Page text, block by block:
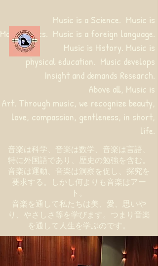
音楽は科学、音楽は数学、音楽は言語、
特に外国語であり、歴史の勉強を含む。
音楽は運動、音楽は洞察を促し、探究を
要求する。しかし何よりも音楽はアー
ト。
音楽を通して私たちは美、愛、思いや
り、やさしさ等を学びます。つまり音楽
を通して人生を学ぶのです。
Music is a Science. Music is
Mathematics. Music is a foreign language.
Music is History. Music is
physical education. Music develops
Insight and demands Research.
Above all, Music is
Art. Through music, we recognize beauty,
love, compassion, gentleness, in short,
life.